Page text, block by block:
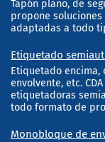
Tapón plano, de
propone
adaptadas a todo
Etiquetado
Etiquetado encima,
envolvente, etc.
etiquetadoras
todo formato de
Monobloque de